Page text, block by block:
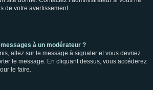
de votre avertissement.
à un modérateur ?
allez sur le message à signaler et vous devriez
le message. En cliquant dessus, vous accéderez
le faire.